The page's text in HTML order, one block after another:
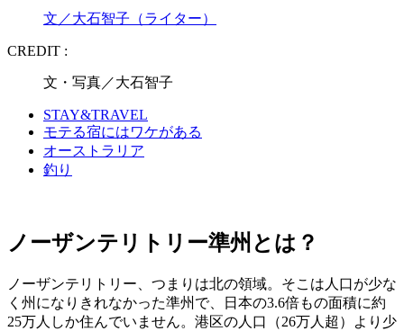
文／大石智子（ライター）
CREDIT :
文・写真／大石智子
STAY&TRAVEL
モテる宿にはワケがある
オーストラリア
釣り
ノーザンテリトリー準州とは？
ノーザンテリトリー、つまりは北の領域。そこは人口が少な
く州になりきれなかった準州で、日本の3.6倍もの面積に約
25万人しか住んでいません。港区の人口（26万人超）より少